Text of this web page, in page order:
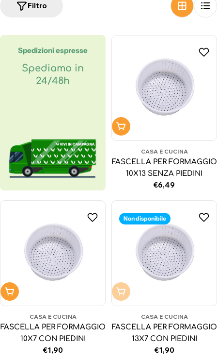
Filtro
Spedizioni espresse
Spediamo in
24/48h
Aggiungi al carrello
CASA E CUCINA
FASCELLA PER FORMAGGIO
10X13 SENZA PIEDINI
Prezzo
€6,49
Aggiungi al carrello
CASA E CUCINA
FASCELLA PER FORMAGGIO
10X7 CON PIEDINI
Prezzo
€1,90
Non disponibile
Non disponibile
CASA E CUCINA
FASCELLA PER FORMAGGIO
13X7 CON PIEDINI
Prezzo
€1,90